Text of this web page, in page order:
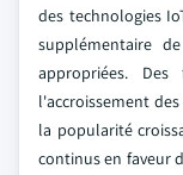
des technologies
supplémentaire
appropriées.
l'accroissement
la popularité
continus en faveur